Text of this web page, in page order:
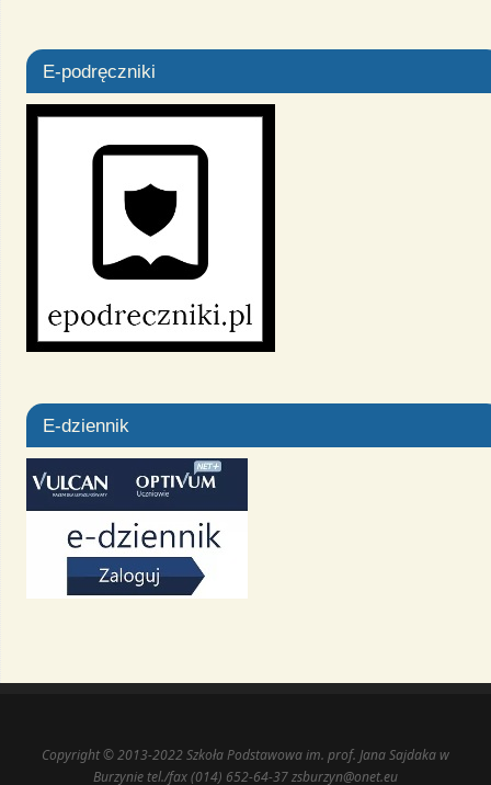
E-podręczniki
E-dziennik
Copyright © 2013-2022 Szkoła Podstawowa im. prof. Jana Sajdaka w
Burzynie tel./fax (014) 652-64-37 zsburzyn@onet.eu